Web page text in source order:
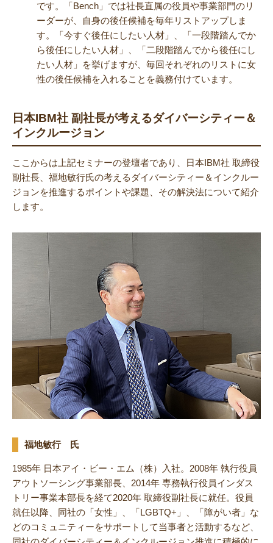
です。「Bench」では社長直属の役員や事業部門のリ
ーダーが、自身の後任候補を毎年リストアップしま
す。「今すぐ後任にしたい人材」、「一段階踏んでか
ら後任にしたい人材」、「二段階踏んでから後任にし
たい人材」を挙げますが、毎回それぞれのリストに女
性の後任候補を入れることを義務付けています。
日本IBM社 副社長が考えるダイバーシティー＆
インクルージョン
ここからは上記セミナーの登壇者であり、日本IBM社 取締役
副社長、福地敏行氏の考えるダイバーシティー＆インクルー
ジョンを推進するポイントや課題、その解決法について紹介
します。
福地敏行 氏
1985年 日本アイ・ビー・エム（株）入社。2008年 執行役員
アウトソーシング事業部長、2014年 専務執行役員インダス
トリー事業本部長を経て2020年 取締役副社長に就任。役員
就任以降、同社の「女性」、「LGBTQ+」、「障がい者」な
どのコミュニティーをサポートして当事者と活動するなど、